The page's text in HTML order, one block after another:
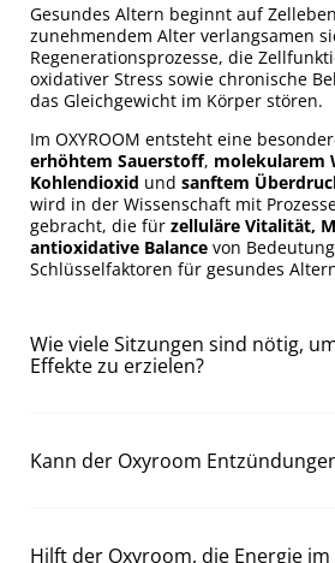
Gesundes Altern beginnt auf
zunehmendem Alter verlangsamen
Regenerationsprozesse, die
oxidativer Stress sowie chronische
das Gleichgewicht im Körper stören.
Im OXYROOM entsteht eine
erhöhtem Sauerstoff, molekularem
Kohlendioxid und sanftem
wird in der Wissenschaft mit
gebracht, die für zelluläre Vitalität,
antioxidative Balance von
Schlüsselfaktoren für gesundes
Wie viele Sitzungen sind nötig,
Effekte zu erzielen?
Kann der Oxyroom
Hilft der Oxyroom, die Energie im